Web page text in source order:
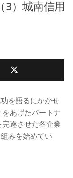
）城南信用
を語るにかかせ
あげたパートナ
遂させた各企業
みを始めてい